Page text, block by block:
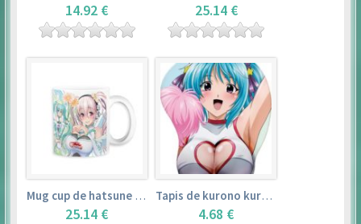
14.92 € 25.14 €
Mug cup de hatsune miku & super sonico – vocaloid
25.14 €
Tapis de kurono kurumu – rosario + vampire
4.68 €